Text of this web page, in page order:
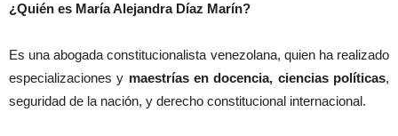
¿Quién es María Alejandra Díaz Marín?
Es una abogada constitucionalista venezolana, quien ha realizado
especializaciones y maestrías en docencia, ciencias políticas,
seguridad de la nación, y derecho constitucional internacional.